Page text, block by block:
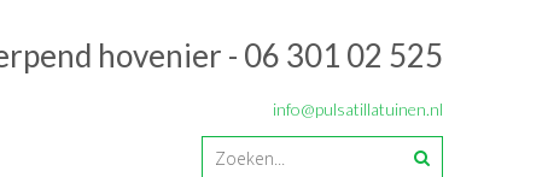
hovenier - 06 301 02 525
info@pulsatillatuinen.nl